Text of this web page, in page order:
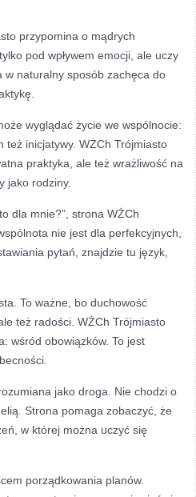
przypomina o mądrych
pod wpływem emocji, ale uczy
w naturalny sposób zachęca do
wyglądać życie we wspólnocie:
też inicjatywy. WŻCh Trójmiasto
praktyka, ale też wrażliwość na
jako rodziny.
dla mnie?”, strona WŻCh
nie jest dla perfekcyjnych,
pytań, znajdzie tu język,
To ważne, bo duchowość
też radości. WŻCh Trójmiasto
wśród obowiązków. To jest
jako droga. Nie chodzi o
Strona pomaga zobaczyć, że
w której można uczyć się
porządkowania planów.